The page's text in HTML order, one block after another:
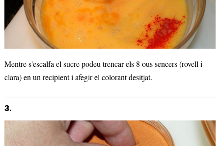
Mentre s'escalfa el sucre podeu trencar els 8 ous sencers (rovell i
clara) en un recipient i afegir el colorant desitjat.
3.